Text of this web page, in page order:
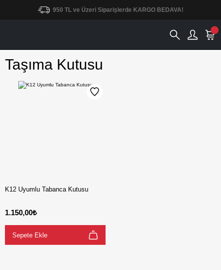
950 TL ve Üzeri Siparişlerde KARGO BEDAVA!
Taşıma Kutusu
K12 Uyumlu Tabanca Kutusu
1.150,00₺
Sepete Ekle